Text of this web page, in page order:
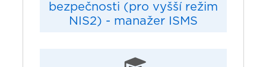
bezpečnosti (pro vyšší režim
NIS2) - manažer ISMS